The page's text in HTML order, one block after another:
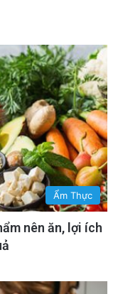
Ẩm Thực
nên ăn, lợi ích